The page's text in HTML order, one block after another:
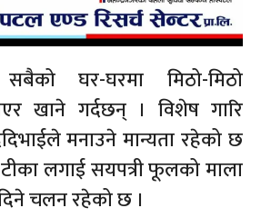
घर-घरमा मिठो-मिठो
खाने गर्दछन् । विशेष गारि
मनाउने मान्यता रहेको छ
लगाई सयपत्री फूलको माला
चलन रहेको छ ।